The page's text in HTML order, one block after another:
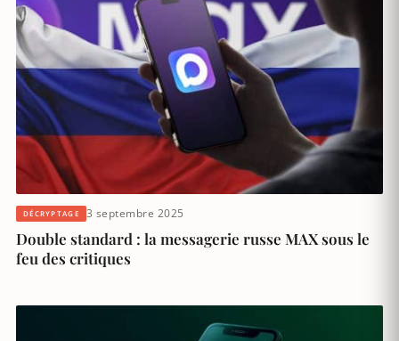
DÉCRYPTAGE 3 septembre 2025
Double standard : la messagerie russe MAX sous le
feu des critiques